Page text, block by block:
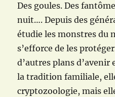
Des goules. Des
nuit…. Depuis des
étudie les monstres du
s’efforce de les
d’autres plans d’avenir
la tradition familiale,
cryptozoologie, mais